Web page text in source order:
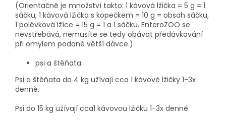
(Orientačně je množství takto: 1 kávová lžička = 5 g = 1
sáčku, 1 kávová lžička s kopečkem = 10 g = obsah sáčku,
1 polévková lžíce = 15 g = 1 a 1 sáčku. EnteroZOO se
nevstřebává, nemusíte se tedy obávat předávkování
při omylem podané větší dávce.)
psi a štěňata:
Psi a štěňata do 4 kg užívají cca 1 kávové lžičky 1-3x
denně.
Psi do 15 kg užívají cca1 kávovou lžičku 1-3x denně.